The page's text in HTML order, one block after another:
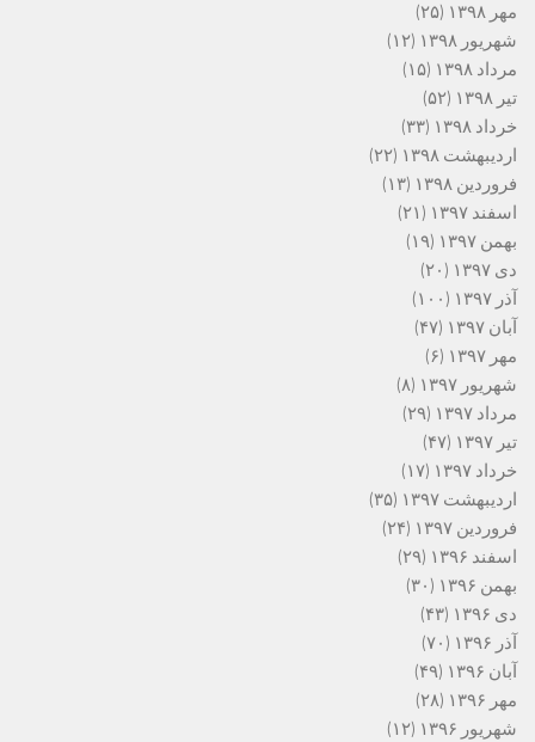
مهر ۱۳۹۸
(۲۵)
شهریور ۱۳۹۸
(۱۲)
مرداد ۱۳۹۸
(۱۵)
تیر ۱۳۹۸
(۵۲)
خرداد ۱۳۹۸
(۳۳)
اردیبهشت ۱۳۹۸
(۲۲)
فروردین ۱۳۹۸
(۱۳)
اسفند ۱۳۹۷
(۲۱)
بهمن ۱۳۹۷
(۱۹)
دی ۱۳۹۷
(۲۰)
آذر ۱۳۹۷
(۱۰۰)
آبان ۱۳۹۷
(۴۷)
مهر ۱۳۹۷
(۶)
شهریور ۱۳۹۷
(۸)
مرداد ۱۳۹۷
(۲۹)
تیر ۱۳۹۷
(۴۷)
خرداد ۱۳۹۷
(۱۷)
اردیبهشت ۱۳۹۷
(۳۵)
فروردین ۱۳۹۷
(۲۴)
اسفند ۱۳۹۶
(۲۹)
بهمن ۱۳۹۶
(۳۰)
دی ۱۳۹۶
(۴۳)
آذر ۱۳۹۶
(۷۰)
آبان ۱۳۹۶
(۴۹)
مهر ۱۳۹۶
(۲۸)
شهریور ۱۳۹۶
(۱۲)